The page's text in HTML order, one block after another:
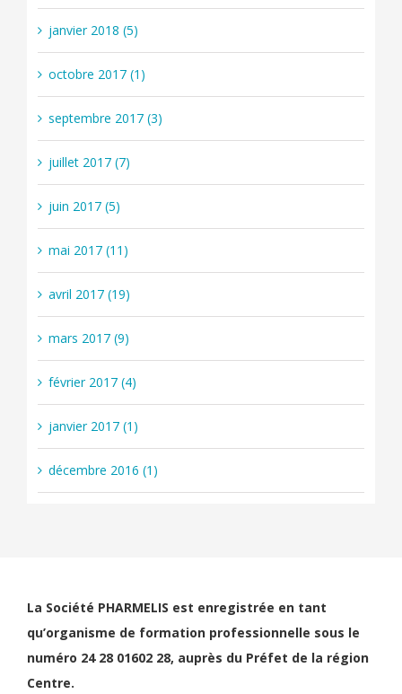
janvier 2018 (5)
octobre 2017 (1)
septembre 2017 (3)
juillet 2017 (7)
juin 2017 (5)
mai 2017 (11)
avril 2017 (19)
mars 2017 (9)
février 2017 (4)
janvier 2017 (1)
décembre 2016 (1)
La Société PHARMELIS est enregistrée en tant
qu’organisme de formation professionnelle sous le
numéro 24 28 01602 28, auprès du Préfet de la région
Centre.